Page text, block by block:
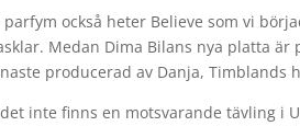
också heter Believe som vi
Medan Dima Bilans nya platta är
producerad av Danja, Timblands
inte finns en motsvarande tävling i